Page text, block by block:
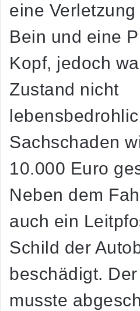
eine
Bein und eine
Kopf, jedoch
Zustand nicht
Sachschaden
10.000 Euro
Neben dem
auch ein
Schild der
beschädigt.
musste